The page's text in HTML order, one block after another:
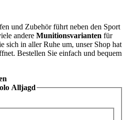
und Zubehör führt neben den Sport
andere Munitionsvarianten für
sich in aller Ruhe um, unser Shop hat
Bestellen Sie einfach und bequem
Alljagd